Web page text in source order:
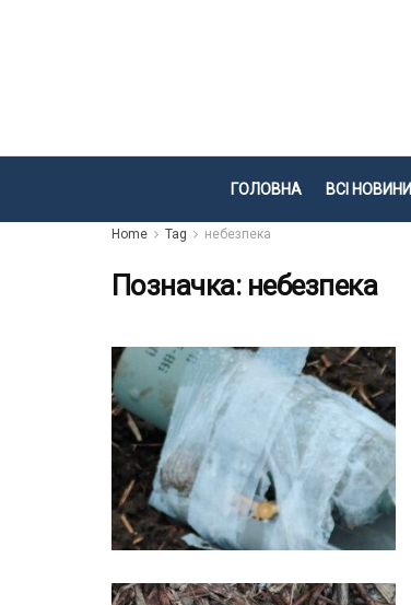
ГОЛОВНА ВСІ НОВИНИ
Home Tag небезпека
Позначка: небезпека